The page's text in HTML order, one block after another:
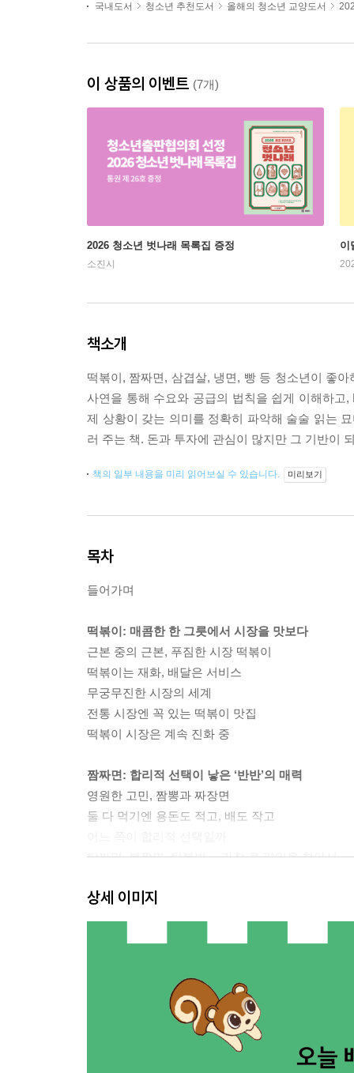
국내도서 청소년 추천도서 올해의 청소년 교양도서
이 상품의 이벤트 (7개)
2026 청소년 벗나래 목록집 증정
소진시
이
책소개
떡볶이, 짬짜면, 삼겹살, 냉면, 빵 등 청소년이 좋
사연을 통해 수요와 공급의 법칙을 쉽게 이해하
제 상황이 갖는 의미를 정확히 파악해 술술 읽는
러 주는 책. 돈과 투자에 관심이 많지만 그 기반이
책의 일부 내용을 미리 읽어보실 수 있습니다. 미리보기
목차
들어가며
떡볶이: 매콤한 한 그릇에서 시장을 맛보다
근본 중의 근본, 푸짐한 시장 떡볶이
떡볶이는 재화, 배달은 서비스
무궁무진한 시장의 세계
전통 시장엔 꼭 있는 떡볶이 맛집
떡볶이 시장은 계속 진화 중
짬짜면: 합리적 선택이 낳은 ‘반반’의 매력
영원한 고민, 짬뽕과 짜장면
둘 다 먹기엔 용돈도 적고, 배도 작고
탕짜면, 볶짬면, 탕볶밥… 가장 큰 편익을 찾아서
카레: 맛집도 꼼짝 못 하는 수요와 공급의 법칙
대지진 공포와 늘어난 관광에 치솟은 수요
남아돌던 쌀의 행방은? 오히려 줄어든 공급
이웃 나라 ‘쌀 소동’이 주는 경고
삼겹살: 소고기의 대체재, 부루스타의 보완재
상세 이미지